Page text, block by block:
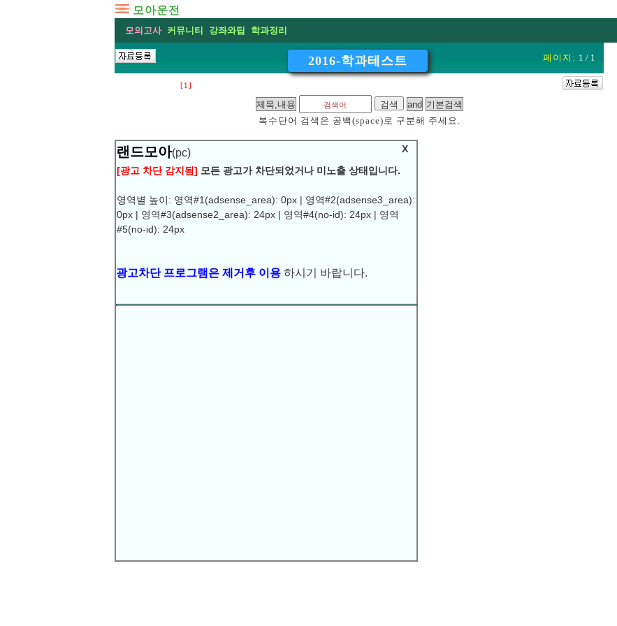
모아운전
모의고사 커뮤니티 강좌와팁 학과정리
X
랜드모아(pc)
[광고 차단 감지됨] 모든 광고가 차단되었거나 미노출 상태입니다.
영역별 높이: 영역#1(adsense_area): 0px | 영역#2(adsense3_area):
0px | 영역#3(adsense2_area): 24px | 영역#4(no-id): 24px | 영역
#5(no-id): 24px
2016-학과테스트 페이지: 1 / 1
[1]
복수단어 검색은 공백(space)로 구분해 주세요.